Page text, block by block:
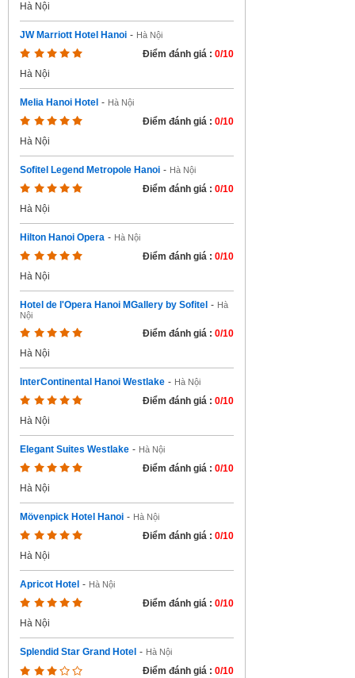
Hà Nội
JW Marriott Hotel Hanoi - Hà Nội
Điểm đánh giá : 0/10
Hà Nội
Melia Hanoi Hotel - Hà Nội
Điểm đánh giá : 0/10
Hà Nội
Sofitel Legend Metropole Hanoi - Hà Nội
Điểm đánh giá : 0/10
Hà Nội
Hilton Hanoi Opera - Hà Nội
Điểm đánh giá : 0/10
Hà Nội
Hotel de l'Opera Hanoi MGallery by Sofitel - Hà
Nội
Điểm đánh giá : 0/10
Hà Nội
InterContinental Hanoi Westlake - Hà Nội
Điểm đánh giá : 0/10
Hà Nội
Elegant Suites Westlake - Hà Nội
Điểm đánh giá : 0/10
Hà Nội
Mövenpick Hotel Hanoi - Hà Nội
Điểm đánh giá : 0/10
Hà Nội
Apricot Hotel - Hà Nội
Điểm đánh giá : 0/10
Hà Nội
Splendid Star Grand Hotel - Hà Nội
Điểm đánh giá : 0/10